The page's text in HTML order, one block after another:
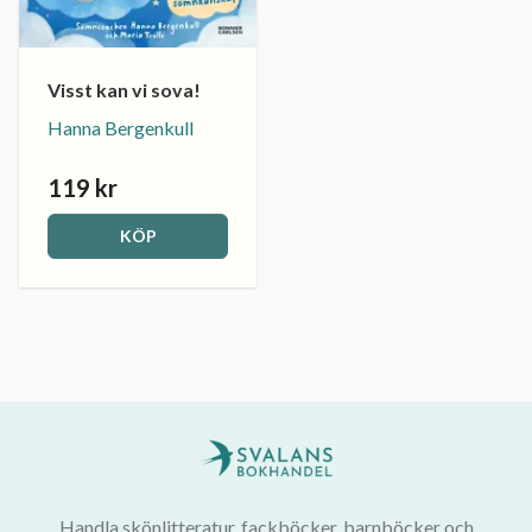
Visst kan vi sova!
Hanna Bergenkull
119 kr
KÖP
Handla skönlitteratur, fackböcker, barnböcker och